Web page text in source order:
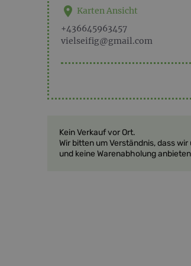
Karten Ansicht
+436645963457
vielseifig@gmail.com
Kein Verkauf vor Ort.
Wir bitten um Verständnis, dass
und keine Warenabholung